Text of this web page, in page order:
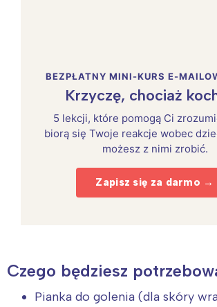
BEZPŁATNY MINI-KURS E-
Krzyczę, chociaż
5 lekcji, które pomogą Ci
biorą się Twoje reakcje wobec
możesz z nimi zrobić.
Zapisz się za darmo →
Czego będziesz
Pianka do golenia (dla skóry